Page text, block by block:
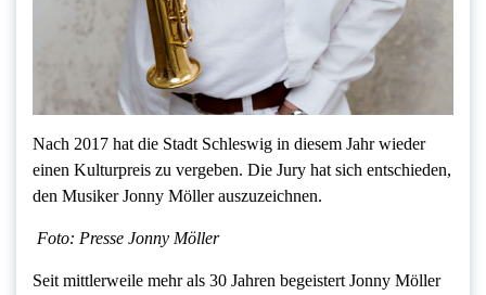
Nach 2017 hat die Stadt Schleswig in diesem Jahr wieder
einen Kulturpreis zu vergeben. Die Jury hat sich entschieden,
den Musiker Jonny Möller auszuzeichnen.
Foto: Presse Jonny Möller
Seit mittlerweile mehr als 30 Jahren begeistert Jonny Möller